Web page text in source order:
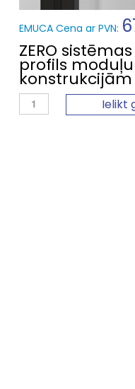
EMUCA Cena ar PVN:
ZERO sistēmas
profils moduļu
konstrukcijām
Ielikt